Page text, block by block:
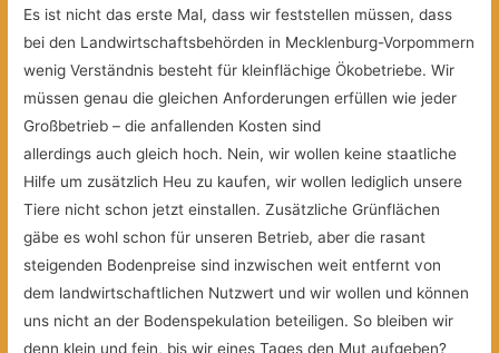
Es ist nicht das erste Mal, dass wir feststellen müssen, dass
bei den Landwirtschaftsbehörden in Mecklenburg-Vorpommern
wenig Verständnis besteht für kleinflächige Ökobetriebe. Wir
müssen genau die gleichen Anforderungen erfüllen wie jeder
Großbetrieb – die anfallenden Kosten sind
allerdings auch gleich hoch. Nein, wir wollen keine staatliche
Hilfe um zusätzlich Heu zu kaufen, wir wollen lediglich unsere
Tiere nicht schon jetzt einstallen. Zusätzliche Grünflächen
gäbe es wohl schon für unseren Betrieb, aber die rasant
steigenden Bodenpreise sind inzwischen weit entfernt von
dem landwirtschaftlichen Nutzwert und wir wollen und können
uns nicht an der Bodenspekulation beteiligen. So bleiben wir
denn klein und fein, bis wir eines Tages den Mut aufgeben?